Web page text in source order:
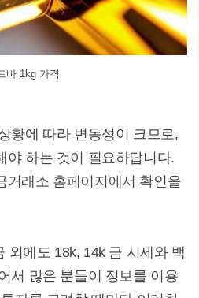
바 1kg 가격
황에 따라 변동성이 크므로,
야 하는 것이 필요하답니다.
거래소 홈페이지에서 확인을
외에도 18k, 14k 금 시세와 백
서 많은 분들이 정보를 이용